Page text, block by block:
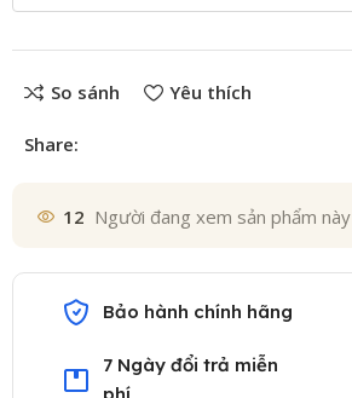
So sánh Yêu thích
Share:
12 Người đang xem sản phẩm này
Bảo hành chính hãng
7 Ngày đổi trả miễn
phí